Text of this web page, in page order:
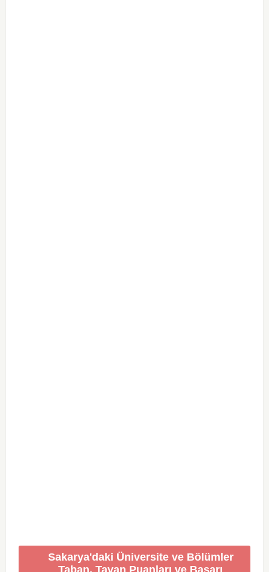
Sakarya'daki Üniversite ve Bölümler
Taban, Tavan Puanları ve Başarı